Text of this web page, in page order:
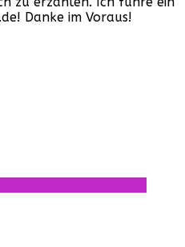
Danke im Voraus!